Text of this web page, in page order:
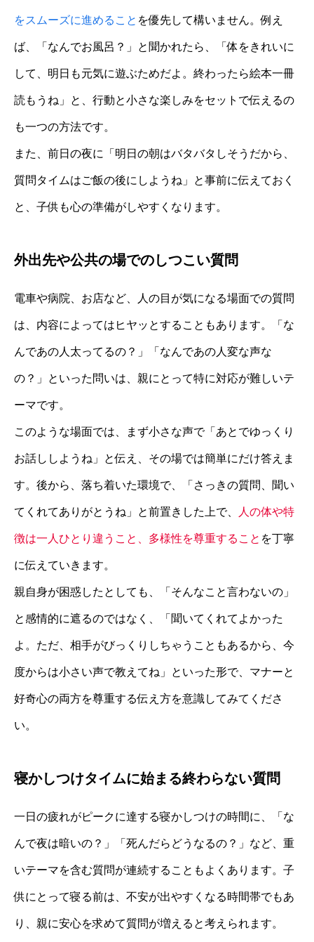
をスムーズに進めること を優先して構いません。例え
ば、「なんでお風呂？」と聞かれたら、「体をきれいに
して、明日も元気に遊ぶためだよ。終わったら絵本一冊
読もうね」と、行動と小さな楽しみをセットで伝えるの
も一つの方法です。
また、前日の夜に「明日の朝はバタバタしそうだから、
質問タイムはご飯の後にしようね」と事前に伝えておく
と、子供も心の準備がしやすくなります。
外出先や公共の場でのしつこい質問
電車や病院、お店など、人の目が気になる場面での質問
は、内容によってはヒヤッとすることもあります。「な
んであの人太ってるの？」「なんであの人変な声な
の？」といった問いは、親にとって特に対応が難しいテ
ーマです。
このような場面では、まず小さな声で「あとでゆっくり
お話ししようね」と伝え、その場では簡単にだけ答えま
す。後から、落ち着いた環境で、「さっきの質問、聞い
てくれてありがとうね」と前置きした上で、 人の体や特
徴は一人ひとり違うこと、多様性を尊重すること を丁寧
に伝えていきます。
親自身が困惑したとしても、「そんなこと言わないの」
と感情的に遮るのではなく、「聞いてくれてよかった
よ。ただ、相手がびっくりしちゃうこともあるから、今
度からは小さい声で教えてね」といった形で、マナーと
好奇心の両方を尊重する伝え方を意識してみてくださ
い。
寝かしつけタイムに始まる終わらない質問
一日の疲れがピークに達する寝かしつけの時間に、「な
んで夜は暗いの？」「死んだらどうなるの？」など、重
いテーマを含む質問が連続することもよくあります。子
供にとって寝る前は、不安が出やすくなる時間帯でもあ
り、親に安心を求めて質問が増えると考えられます。